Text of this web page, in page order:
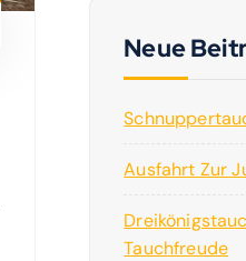
n
h
Neue
Ausfahrt Zur
Tauchfreude